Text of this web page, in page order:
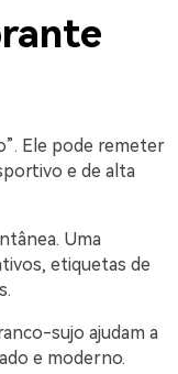
Ele pode remeter
e de alta
Uma
etiquetas de
sujo ajudam a
e moderno.